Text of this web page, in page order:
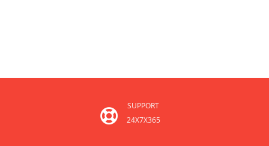
SUPPORT
24X7X365